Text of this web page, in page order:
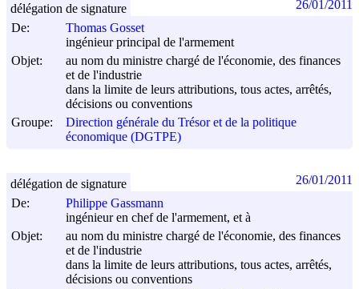
De:
Thomas Gosset
ingénieur principal de l'armement
Objet:
au nom du ministre chargé de l'économie, des finances
et de l'industrie
dans la limite de leurs attributions, tous actes, arrêtés,
décisions ou conventions
Groupe:
Direction générale du Trésor et de la politique
économique (DGTPE)
délégation de signature 26/01/2011
De:
Philippe Gassmann
ingénieur en chef de l'armement, et à
Objet:
au nom du ministre chargé de l'économie, des finances
et de l'industrie
dans la limite de leurs attributions, tous actes, arrêtés,
décisions ou conventions
délégation de signature 26/01/2011